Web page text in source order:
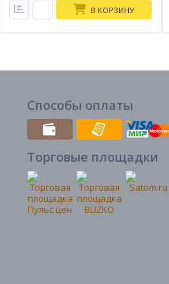
В КОРЗИНУ
Способы оплаты
Торговые площадки